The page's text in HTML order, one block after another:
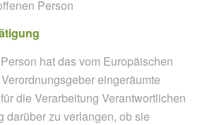
Person
hat das vom Europäischen
eingeräumte
die Verarbeitung Verantwortlichen
darüber zu verlangen, ob sie